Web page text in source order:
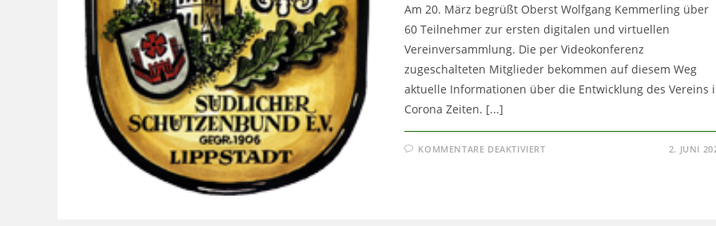
Am 20. März begrüßt Oberst Wolfgang Kemmerling über
60 Teilnehmer zur ersten digitalen und virtuellen
Vereinversammlung. Die per Videokonferenz
zugeschalteten Mitglieder bekommen auf diesem Weg
aktuelle Informationen über die Entwicklung des Vereins
Corona Zeiten. [...]
KOMMENTARE DEAKTIVIERTFÜR 2. JUNI